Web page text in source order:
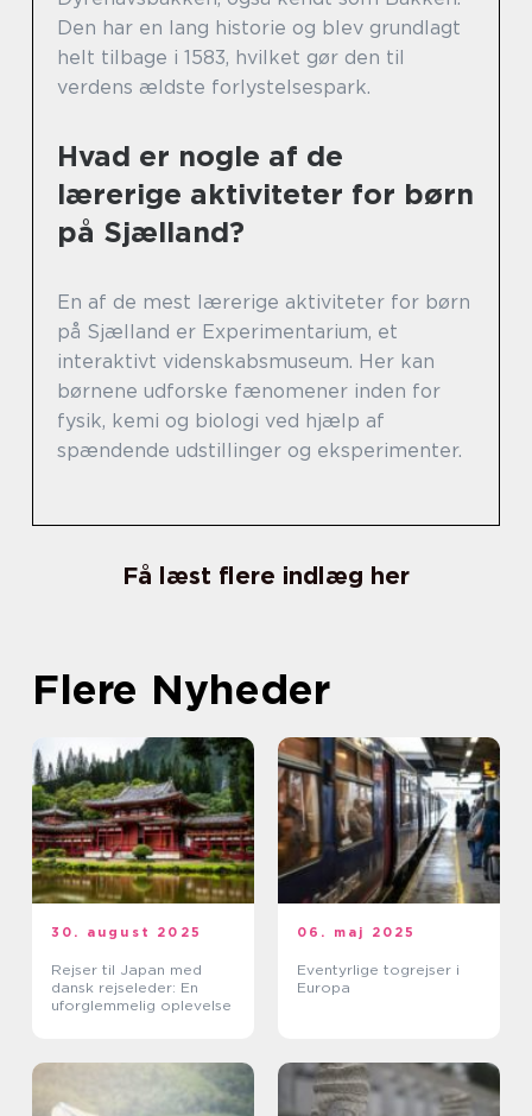
Den har en lang historie og blev grundlagt
helt tilbage i 1583, hvilket gør den til
verdens ældste forlystelsespark.
Hvad er nogle af de
lærerige aktiviteter for børn
på Sjælland?
En af de mest lærerige aktiviteter for børn
på Sjælland er Experimentarium, et
interaktivt videnskabsmuseum. Her kan
børnene udforske fænomener inden for
fysik, kemi og biologi ved hjælp af
spændende udstillinger og eksperimenter.
Få læst flere indlæg her
Flere Nyheder
30. august 2025
Rejser til Japan med
dansk rejseleder: En
uforglemmelig oplevelse
06. maj 2025
Eventyrlige togrejser i
Europa